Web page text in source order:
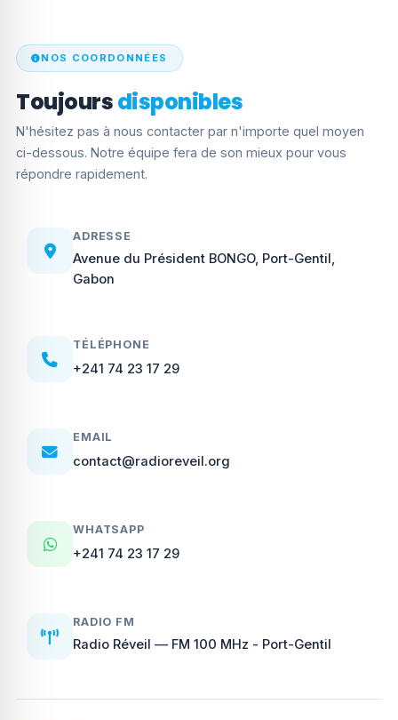
NOS COORDONNÉES
Toujoursdisponibles
N'hésitez pas à nous contacter par n'importe quel moyen
ci-dessous. Notre équipe fera de son mieux pour vous
répondre rapidement.
ADRESSE
Avenue du Président BONGO, Port-Gentil,
Gabon
TÉLÉPHONE
+241 74 23 17 29
EMAIL
contact@radioreveil.org
WHATSAPP
+241 74 23 17 29
RADIO FM
Radio Réveil — FM 100 MHz - Port-Gentil